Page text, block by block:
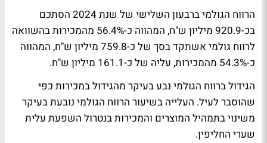
הרווח הגולמי ברבעון השלישי של שנת 2024 הסתכם
בכ-920.9 מיליון ש"ח, המהווה כ-56.4% מהמכירות בהשוואה
לרווח גולמי אשתקד בסך של כ-759.8 מיליון ש"ח, המהווה
כ-54.3% מהמכירות, עליה של כ-161.1 מיליון ש"ח.
הגידול ברווח הגולמי נבע בעיקר מהגידול במכירות כפי
שהוסבר לעיל. העלייה בשיעור הרווח הגולמי נובעת בעיקר
משינוי בתמהיל המוצרים והמכירות בנטרול השפעת עלית
שערי החליפין.